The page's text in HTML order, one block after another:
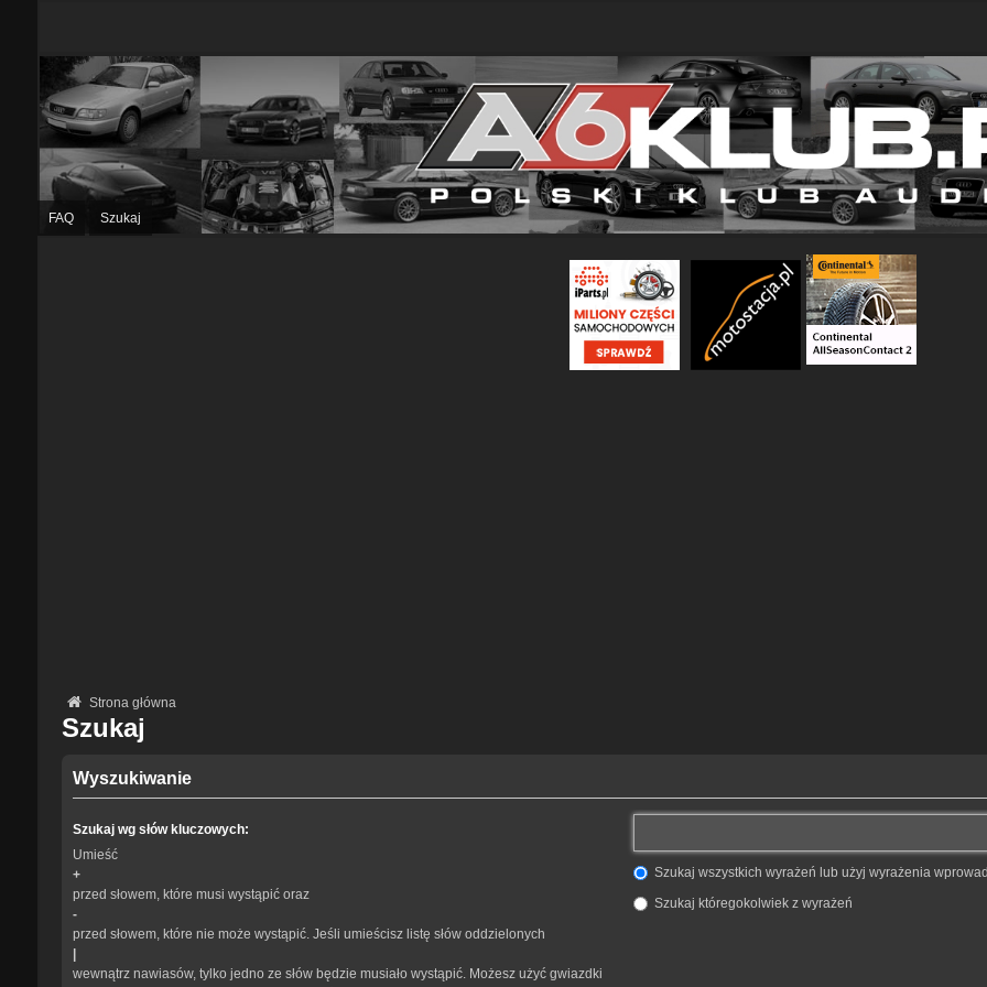
FAQ Szukaj
Strona główna
Szukaj
Wyszukiwanie
Szukaj wg słów kluczowych:
Umieść
+
przed słowem, które musi wystąpić oraz
-
przed słowem, które nie może wystąpić. Jeśli umieścisz listę słów oddzielonych
wewnątrz nawiasów, tylko jedno ze słów będzie musiało wystąpić. Możesz użyć gwiazdki
Szukaj wszystkich wyrażeń lub użyj wyrażenia
Szukaj któregokolwiek z wyrażeń